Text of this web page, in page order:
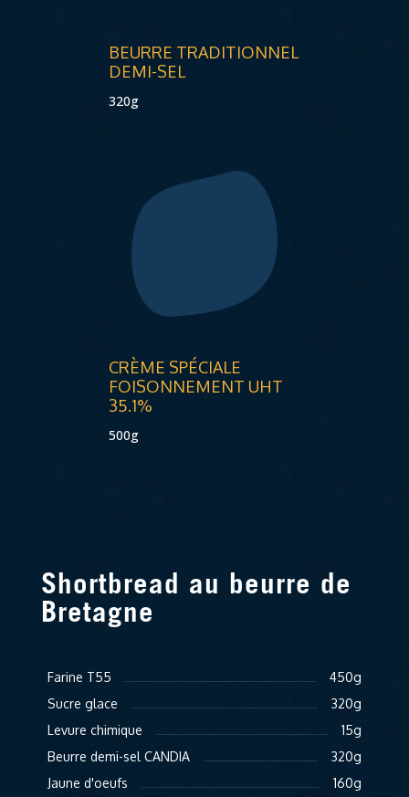
BEURRE TRADITIONNEL
DEMI-SEL
320g
CRÈME SPÉCIALE
FOISONNEMENT UHT
35.1%
500g
Shortbread au beurre de
Bretagne
Farine T55
450g
Sucre glace
320g
Levure chimique
15g
Beurre demi-sel CANDIA
320g
Jaune d'oeufs
160g